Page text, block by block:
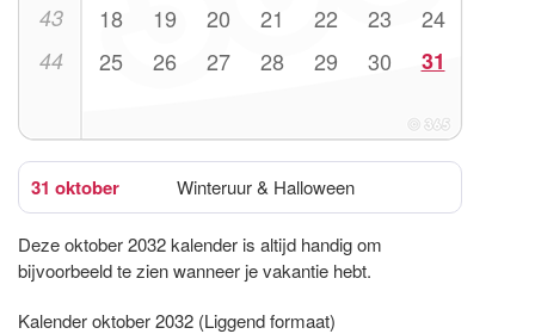
43 18 19 20 21 22 23 24
44 25 26 27 28 29 30 31
31 oktober Winteruur & Halloween
Deze oktober 2032 kalender is altijd handig om
bijvoorbeeld te zien wanneer je vakantie hebt.
Kalender oktober 2032 (Liggend formaat)